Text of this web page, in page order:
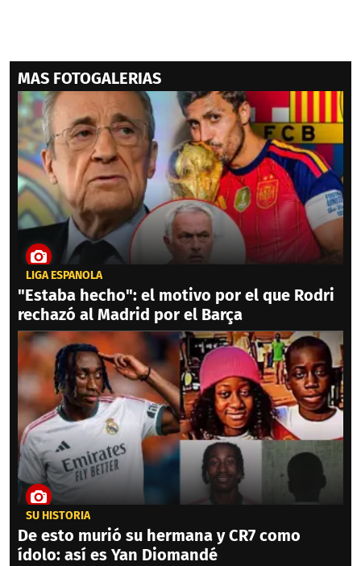
MAS FOTOGALERIAS
LIGA ESPAÑOLA
"Estaba hecho": el motivo por el que Rodri
rechazó al Madrid por el Barça
SU HISTORIA
De esto murió su hermana y CR7 como
ídolo: así es Yan Diomandé